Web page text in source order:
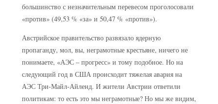
большинство с незначительным перевесом проголосовали
«против» (49,53 % «за» и 50,47 % «против»).
Австрийское правительство развязало ядерную
пропаганду, мол, вы, неграмотные крестьяне, ничего не
понимаете, «АЭС – прогресс» и тому подобное. Но на
следующий год в США происходит тяжелая авария на
АЭС Три-Майл-Айленд. И жители Австрии ответили
политикам: то есть это мы неграмотные? Но мы же видим,